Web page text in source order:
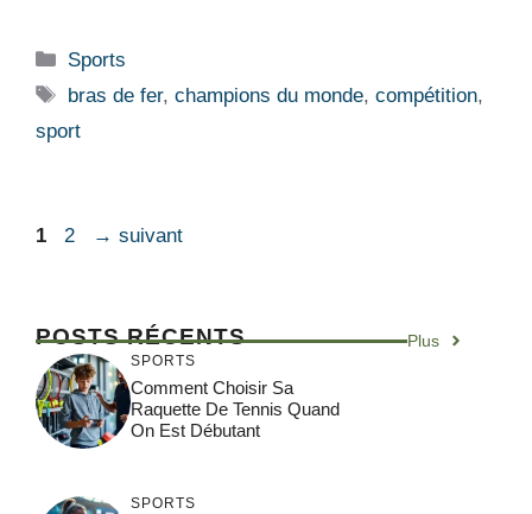
Catégories
Sports
Étiquettes
bras de fer,champions du monde,compétition,
sport
Page
1 Page
2 → suivant
POSTS RÉCENTS Plus
SPORTS
Comment Choisir Sa
Raquette De Tennis Quand
On Est Débutant
SPORTS